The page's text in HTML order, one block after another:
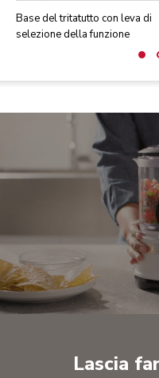
Base del tritatutto con leva di
selezione della funzione
Lascia